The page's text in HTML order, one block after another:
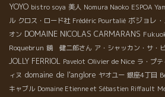
YOYO bistro soya 美人 Nomura Naoko ESPOA
ル クロス・ロード社 Frédéric Pourtalié ボジョレ
オン DOMAINE NICOLAS CARMARANS
Roquebrun 鏡 健二郎さん ア・シャッカン・サ・
JOLLY FERRIOL Pavelot Olivier de Nice ラ・プ
ィヌ domaine de l'anglore ヤオユー 銀座4丁目
キャブル Domaine Etienne et Sébastien Riffault